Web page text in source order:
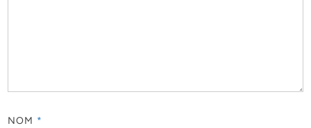
NOM *